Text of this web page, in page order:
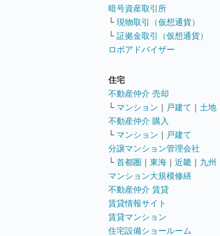
暗号資産取引所
└ 現物取引（仮想通貨）
└ 証拠金取引（仮想通貨）
ロボアドバイザー
住宅
不動産仲介 売却
└ マンション ｜ 戸建て ｜ 土地
不動産仲介 購入
└ マンション ｜ 戸建て
分譲マンション管理会社
└ 首都圏 ｜ 東海 ｜ 近畿 ｜ 九州
マンション大規模修繕
不動産仲介 賃貸
賃貸情報サイト
賃貸マンション
住宅設備ショールーム